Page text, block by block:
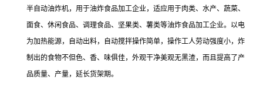
半自动油炸机，用于油炸食品加工企业，适应用于肉类、水产、蔬菜、
面食、休闲食品、调理食品、坚果类、薯类等油炸食品加工企业。以电
为加热能源，自动出料，自动搅拌操作简单，操作工人劳动强度小，炸
制出的食物不但色、香、味俱佳，外观干净美观无黑渣，而且提高了产
品质量、产量，延长货架期。